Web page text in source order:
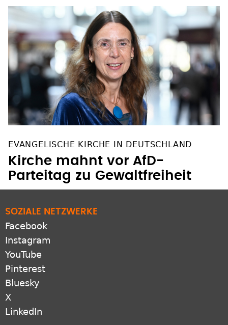
EVANGELISCHE KIRCHE IN DEUTSCHLAND
Kirche mahnt vor AfD-
Parteitag zu Gewaltfreiheit
SOZIALE NETZWERKE
Facebook
Instagram
YouTube
Pinterest
Bluesky
X
LinkedIn